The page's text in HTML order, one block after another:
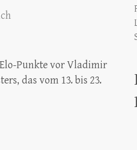
Punkte vor Vladimir
das vom 13. bis 23.